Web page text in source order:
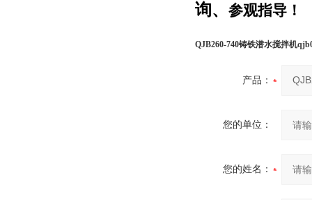
询、 参观指导！
QJB260-740铸铁潜水搅拌机
产品：
您的单位：
您的姓名：